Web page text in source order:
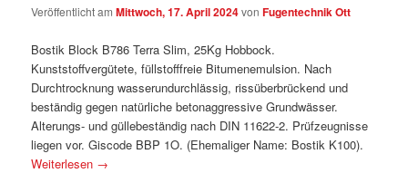
Veröffentlicht amMittwoch, 17. April 2024vonFugentechnik Ott
Bostik Block B786 Terra Slim, 25Kg Hobbock.
Kunststoffvergütete, füllstofffreie Bitumenemulsion. Nach
Durchtrocknung wasserundurchlässig, rissüberbrückend und
beständig gegen natürliche betonaggressive Grundwässer.
Alterungs- und güllebeständig nach DIN 11622-2. Prüfzeugnisse
liegen vor. Giscode BBP 1O. (Ehemaliger Name: Bostik K100).
Weiterlesen →